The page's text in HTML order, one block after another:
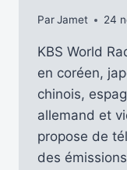
ParJamet 24
KBS World
en coréen,
chinois,
allemand et
propose de
des